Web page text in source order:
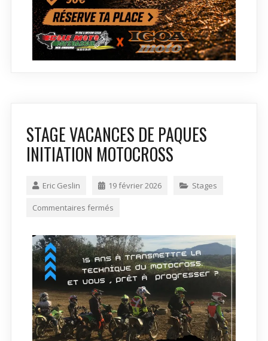
STAGE VACANCES DE PAQUES
INITIATION MOTOCROSS
Eric Geslin 19 février 2026 Stages
Commentaires fermés